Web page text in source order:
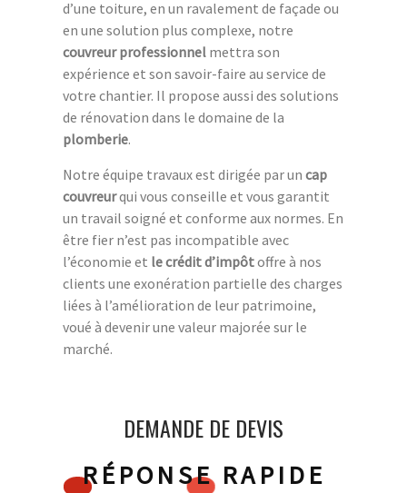
d’une toiture, en un ravalement de façade ou
en une solution plus complexe, notre
couvreur professionnel mettra son
expérience et son savoir-faire au service de
votre chantier. Il propose aussi des solutions
de rénovation dans le domaine de la
plomberie.
Notre équipe travaux est dirigée par un cap
couvreurqui vous conseille et vous garantit
un travail soigné et conforme aux normes. En
être fier n’est pas incompatible avec
l’économie et le crédit d’impôtoffre à nos
clients une exonération partielle des charges
liées à l’amélioration de leur patrimoine,
voué à devenir une valeur majorée sur le
marché.
DEMANDE DE DEVIS
RÉPONSE RAPIDE